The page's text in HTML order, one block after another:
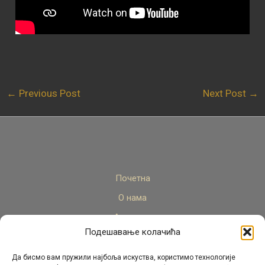
Подешавање колачића
Да бисмо вам пружили најбоља искуства, користимо технологије
← Previous Post Next Post →
Почетна
О нама
Актуелно
Стручни кадар
Пројекти